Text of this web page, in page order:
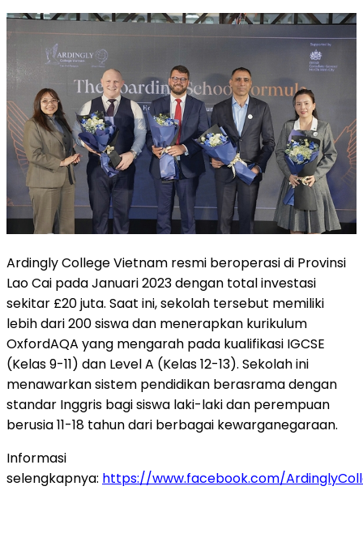
Ardingly College Vietnam resmi beroperasi di Provinsi
Lao Cai pada Januari 2023 dengan total investasi
sekitar £20 juta. Saat ini, sekolah tersebut memiliki
lebih dari 200 siswa dan menerapkan kurikulum
OxfordAQA yang mengarah pada kualifikasi IGCSE
(Kelas 9-11) dan Level A (Kelas 12-13). Sekolah ini
menawarkan sistem pendidikan berasrama dengan
standar Inggris bagi siswa laki-laki dan perempuan
berusia 11-18 tahun dari berbagai kewarganegaraan.
Informasi
selengkapnya: https://www.facebook.com/